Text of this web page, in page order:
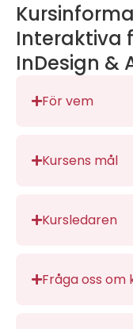
Interaktiva
InDesign &
För vem
Kursens mål
Kursledaren
Fråga oss om